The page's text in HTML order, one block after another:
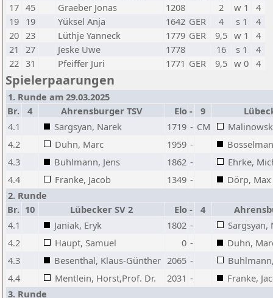
17 45 Graeber Jonas 1208 2 w 1
4
19 19 Yüksel Anja 1642 GER 4 s 1
4
20 23 Lüthje Yanneck 1779 GER 9,5 w 1
4
21
27 Jeske Uwe 1778 16 s 1
4
22 31 Pfeiffer Juri 1771 GER 9,5 w 0 4
Spielerpaarungen
1. Runde am 29.03.2025
Br.
4 Ahrensburger TSV Elo - 9
4.1
Sargsyan, Narek 1719 - CM
4.2
Duhn, Marc 1959 -
4.3
Buhlmann, Jens 1862 -
Ehrke,
4.4
Franke, Jacob 1349 -
Dörp,
2. Runde
Br. 10 Lübecker SV 2 Elo - 4
4.1
Janiak, Eryk 1802 -
Sargsyan,
4.2
Haupt, Samuel 0 -
Duhn,
4.3
Besenthal, Klaus-Günther 2065 -
4.4
Mentlein, Horst,Prof. Dr. 2031 -
Franke,
3. Runde